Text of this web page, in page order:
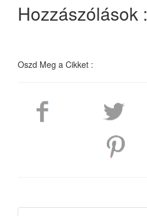
Hozzászólások :
Oszd Meg a Cikket :